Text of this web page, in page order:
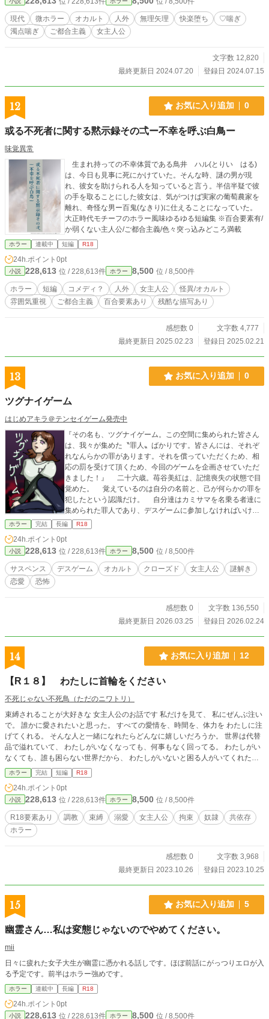
をご覧ください）。なぜか丸く収まってハピエン（主人公視点）に着地します。
※他投稿サイトにも掲載。
現代 微ホラー オカルト 人外 無理矢理 快楽堕ち
♡喘ぎ
濁点喘ぎ
ご都合主義 女主人公
文字数 12,820
最終更新日 2024.07.20
登録日 2024.07.15
12 お気に入り追加 0
或る不死者に関する黙示録その弌ー不幸を呼ぶ白鳥ー
味覚異常
生まれ持っての不幸体質である鳥井 ハル(とりい はる)
は、今日も見事に死にかけていた。そんな時、謎の男が現
れ、彼女を助けられる人を知っていると言う。半信半疑で彼
の手を取ることにした彼女は、気がつけば実家の葡萄農家を
離れ、奇怪な男ー百鬼(なきり)に仕えることになっていた。
大正時代モチーフのホラー風味ゆるゆる短編集 ※百合要素有/
か弱くない主人公/ご都合主義/色々突っ込みどころ満載
ホラー 連載中 短編 R18
24h.ポイント 0pt
小説 228,613 位 / 228,613件 ホラー 8,500 位 / 8,500件
ホラー 短編 コメディ？ 人外 女主人公
怪異/オカルト
雰囲気重視
ご都合主義 百合要素あり 残酷な描写あり
感想数 0
文字数 4,777
最終更新日 2025.02.23
登録日 2025.02.21
13 お気に入り追加 0
ツグナイゲーム
はじめアキラ＠テンセイゲーム発売中
『その名も、ツグナイゲーム。この空間に集められた皆さん
は、我々が集めた〝罪人〟ばかりです。皆さんには、それぞ
れなんらかの罪があります。それを償っていただくため、相
応の罰を受けて頂くため、今回のゲームを企画させていただ
きました！』 二十六歳。苺谷美紅は、記憶喪失の状態で目
覚めた。 覚えているのは自分の名前と、己が何らかの罪を
犯したという認識だけ。 自分達はカミサマを名乗る者達に
集められた罪人であり、デスゲームに参加しなければいけな
いという。 生き残るためには他の参加者を全員殺すか、残
酷な儀式に耐えて心から反省の言葉を述べるしかない。しか
し、美紅は自分の罪が何なのかさえ覚えていない状況であ
る。 困り果てた時、助けてくれたのは椎葉月という名前の
一人の青年だった。 美紅が犯した罪とはなにか？月の正体
は？そして二人は無事にこのゲームを脱出することができる
ホラー 完結 長編 R18
24h.ポイント 0pt
小説 228,613 位 / 228,613件 ホラー 8,500 位 / 8,500件
サスペンス デスゲーム オカルト クローズド 女主人公
謎解き
恋愛
恐怖
感想数 0
文字数 136,550
最終更新日 2026.03.25
登録日 2026.02.24
14 お気に入り追加 12
【R１８】 わたしに首輪をください
不死じゃない不死鳥（ただのニワトリ）
束縛されることが大好きな 女主人公のお話です 私だけを見て、 私にぜんぶ注い
で。 誰かに愛されたいと思った。 すべての愛情を、時間を、体力を わたしに注
げてくれる。 そんな人と一緒になれたらどんなに嬉しいだろうか。 世界は代替
品で溢れていて、 わたしがいなくなっても、何事もなく回ってる。 わたしがい
なくても、誰も困らない世界だから、 わたしがいないと困る人がいてくれたら
それ以上の幸福なんてありはしない。 でも、やっとわたしはそんな幸福を見つ
けることが出来た。
ホラー 完結 短編 R18
24h.ポイント 0pt
小説 228,613 位 / 228,613件 ホラー 8,500 位 / 8,500件
R18要素あり 調教 束縛 溺愛 女主人公 拘束 奴隷
共依存
ホラー
感想数 0
文字数 3,968
最終更新日 2023.10.26
登録日 2023.10.25
15 お気に入り追加 5
幽霊さん…私は変態じゃないのでやめてください。
mii
日々に疲れた女子大生が幽霊に憑かれる話しです。ほぼ前話にがっつりエロが入
る予定です。前半はホラー強めです。
ホラー 連載中 長編 R18
24h.ポイント 0pt
小説 228,613 位 / 228,613件 ホラー 8,500 位 / 8,500件